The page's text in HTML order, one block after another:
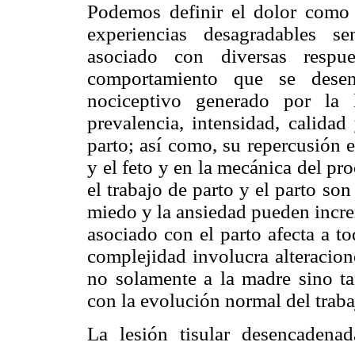
Podemos definir el dolor
experiencias desagradables
asociado con diversas
comportamiento que se
nociceptivo generado por
prevalencia, intensidad,
parto; así como, su repercusión
y el feto y en la mecánica del
el trabajo de parto y el parto
miedo y la ansiedad pueden
asociado con el parto afecta a
complejidad involucra
no solamente a la madre sino
con la evolución normal del
La lesión tisular